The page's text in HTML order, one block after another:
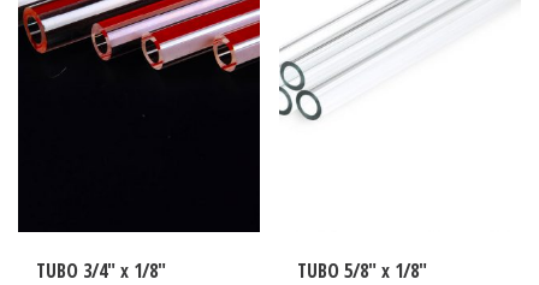
TUBO 3/4″ x 1/8″
TUBO 5/8″ x 1/8″